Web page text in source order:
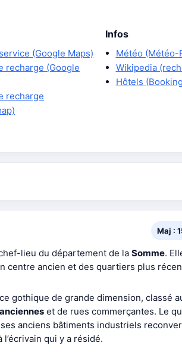
(Google Maps)
recharge (Google
recharge
Infos
Météo (Météo-
Wikipedia
Hôtels
Maj :
lieu du département de la Somme.
centre ancien et des quartiers plus
gothique de grande dimension, classé
et de rues commerçantes. Le
anciens bâtiments industriels
l’écrivain qui y a résidé.